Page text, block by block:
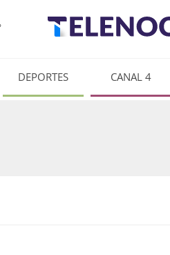
DEPORTES CANAL 4